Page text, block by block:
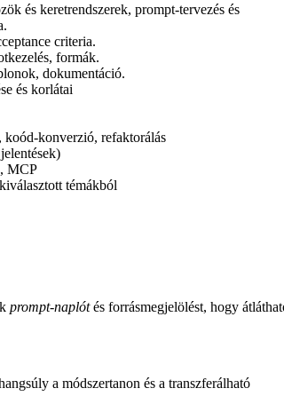
és keretrendszerek, prompt‑tervezés és
criteria.
formák.
dokumentáció.
és korlátai
konverzió, refaktorálás
MCP
témákból
prompt‑naplótés forrásmegjelölést, hogy
a módszertanon és a transzferálható